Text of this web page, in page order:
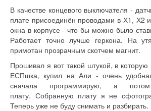
В качестве концевого выключателя -
плате присоединён проводами в Х1, Х2
окна в корпусе - что бы можно было
Работает точно лучше геркона. На
примотан прозрачным скотчем магнит.
Прошивал я вот такой штукой, в которую
ЕСПшка, купил на Али - очень
сначала программирую, а
плату. Собранную плату я не
Теперь уже не буду снимать и разбирать.